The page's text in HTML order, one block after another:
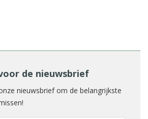
de nieuwsbrief
nieuwsbrief om de belangrijkste